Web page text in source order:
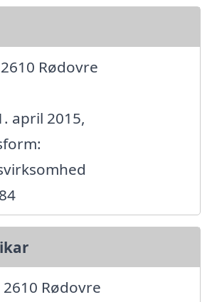
Rødovre
april 2015,
Rødovre